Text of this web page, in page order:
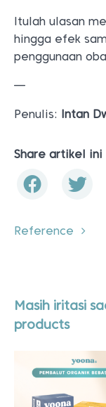
Itulah ulasan
hingga efek
penggunaan
—
Penulis: Intan
Share artikel ini
Reference
Masih iritasi
products